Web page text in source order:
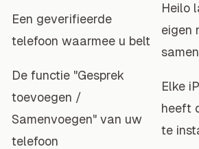
Een geverifieerde
telefoon waarmee u belt
Heilo
eigen
De functie "Gesprek
toevoegen /
Samenvoegen" van uw
telefoon
Elke
heeft
te